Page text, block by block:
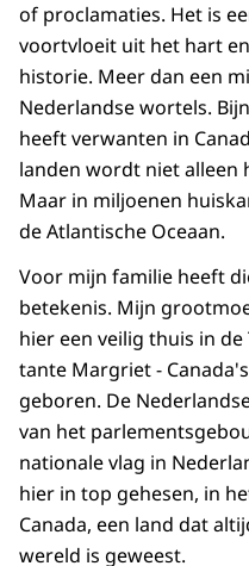
of proclamaties. Het is
voortvloeit uit het hart
historie. Meer dan een
Nederlandse wortels.
heeft verwanten in
landen wordt niet alleen
Maar in miljoenen
de Atlantische Oceaan.
Voor mijn familie heeft
betekenis. Mijn
hier een veilig thuis in
tante Margriet -
geboren. De
van het
nationale vlag in
hier in top gehesen, in
Canada, een land dat
wereld is geweest.